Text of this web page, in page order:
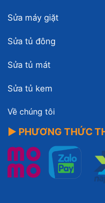
Sửa máy giặt
Sửa tủ đông
Sửa tủ mát
Sửa tủ kem
Về chúng tôi
▶ PHƯƠNG THỨC